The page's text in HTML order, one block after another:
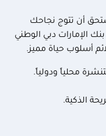
أن تتوج نجاحك
الإمارات دبي الوطني
أسلوب حياة مميز.
محلياً ودولياً.
الذكية.